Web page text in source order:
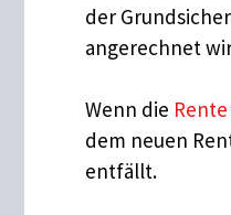
der
angerechnet
Wenn die
dem neuen
entfällt.